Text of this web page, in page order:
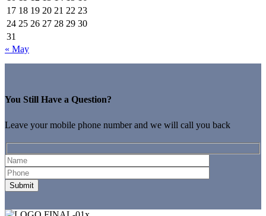
17 18 19 20 21 22 23
24 25 26 27 28 29 30
31
« May
You Still Have a Question?
Leave your mobile phone number and we will call you back